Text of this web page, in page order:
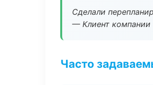
Сделали
— Клиент компании
Часто